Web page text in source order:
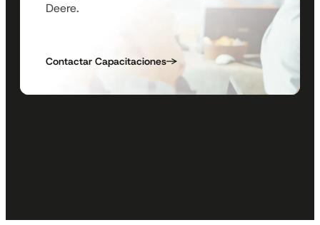
Deere.
Contactar Capacitaciones